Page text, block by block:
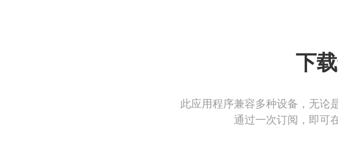
下
此应用程序兼容多种设备，无论
通过一次订阅，即可